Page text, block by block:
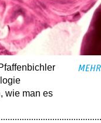
wie man es
MEHR